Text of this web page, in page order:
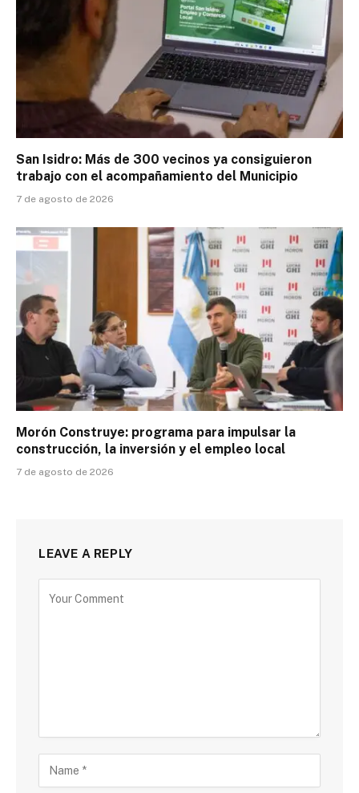
San Isidro: Más de 300 vecinos ya consiguieron
trabajo con el acompañamiento del Municipio
7 de agosto de 2026
Morón Construye: programa para impulsar la
construcción, la inversión y el empleo local
7 de agosto de 2026
LEAVE A REPLY